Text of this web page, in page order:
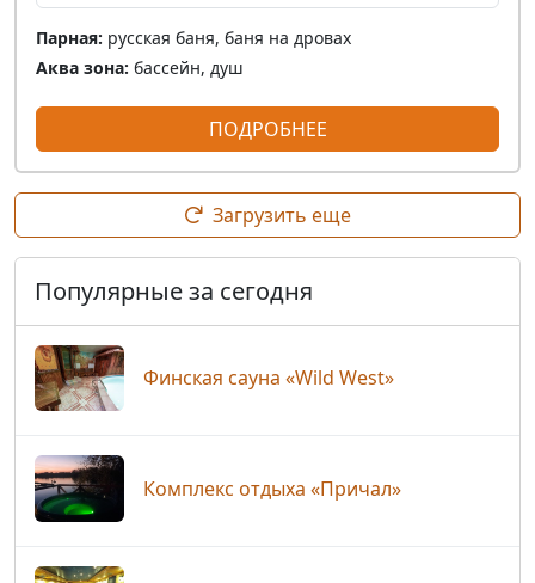
Парная: русская баня, баня на дровах
Аква зона: бассейн, душ
ПОДРОБНЕЕ
Загрузить еще
Популярные за сегодня
Финская сауна «Wild West»
Комплекс отдыха «Причал»